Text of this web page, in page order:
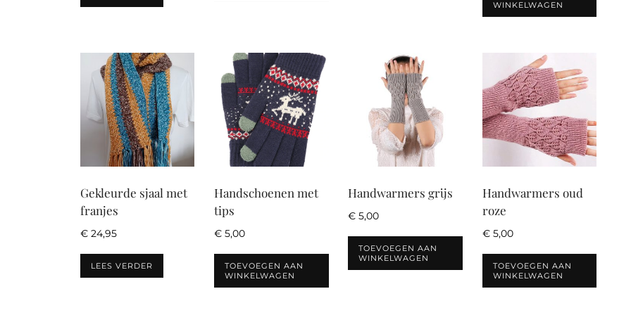
WINKELWAGEN
Gekleurde sjaal met
franjes
€ 24,95
LEES VERDER
Handschoenen met
tips
€ 5,00
TOEVOEGEN AAN
WINKELWAGEN
Handwarmers grijs
€ 5,00
TOEVOEGEN AAN
WINKELWAGEN
Handwarmers oud
roze
€5,00
TOEVOEGEN AAN
WINKELWAGEN